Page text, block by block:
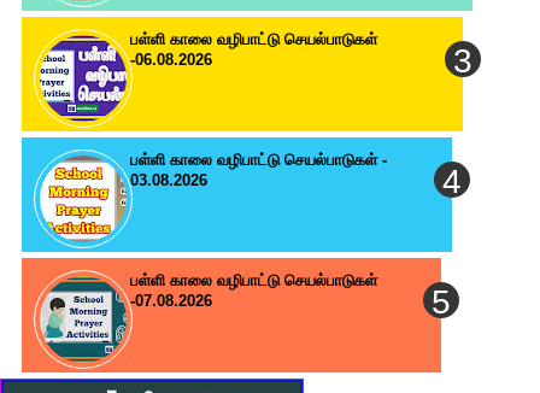
பள்ளி காலை வழிபாட்டு செயல்பாடுகள்
-06.08.2026
பள்ளி காலை வழிபாட்டு செயல்பாடுகள் -
03.08.2026
பள்ளி காலை வழிபாட்டு செயல்பாடுகள்
-07.08.2026